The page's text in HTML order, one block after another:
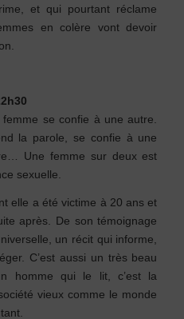
et qui pourtant réclame
en colère vont devoir
se confie à une autre.
la parole, se confie à une
Une femme sur deux est
sexuelle.
elle a été victime à 20 ans et
après. De son témoignage
un récit qui informe,
C’est aussi un très beau
homme qui le lit, c’est la
vieux comme le monde